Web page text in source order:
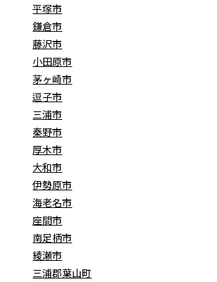
平塚市
鎌倉市
藤沢市
小田原市
茅ヶ崎市
逗子市
三浦市
秦野市
厚木市
大和市
伊勢原市
海老名市
座間市
南足柄市
綾瀬市
三浦郡葉山町